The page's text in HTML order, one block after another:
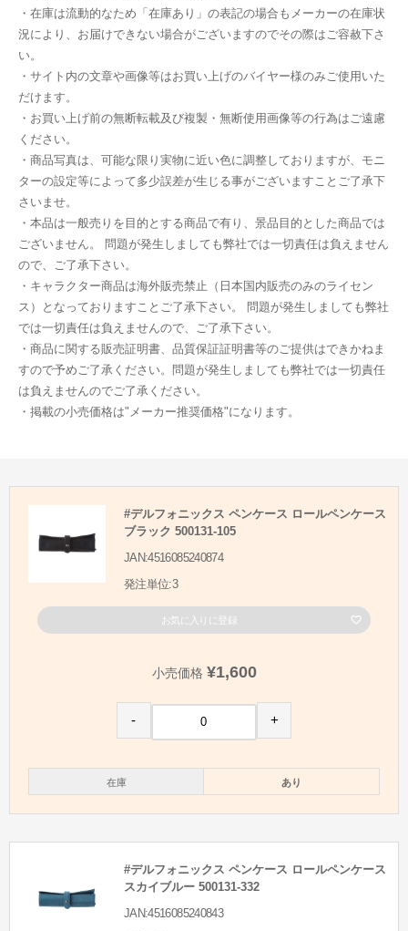
・在庫は流動的なため「在庫あり」の表記の場合もメーカーの在庫状
況により、お届けできない場合がございますのでその際はご容赦下さ
い。
・サイト内の文章や画像等はお買い上げのバイヤー様のみご使用いた
だけます。
・お買い上げ前の無断転載及び複製・無断使用画像等の行為はご遠慮
ください。
・商品写真は、可能な限り実物に近い色に調整しておりますが、モニ
ターの設定等によって多少誤差が生じる事がございますことご了承下
さいませ。
・本品は一般売りを目的とする商品で有り、景品目的とした商品では
ございません。 問題が発生しましても弊社では一切責任は負えません
ので、ご了承下さい。
・キャラクター商品は海外販売禁止（日本国内販売のみのライセン
ス）となっておりますことご了承下さい。 問題が発生しましても弊社
では一切責任は負えませんので、ご了承下さい。
・商品に関する販売証明書、品質保証証明書等のご提供はできかねま
すので予めご了承ください。問題が発生しましても弊社では一切責任
は負えませんのでご了承ください。
・掲載の小売価格は"メーカー推奨価格"になります。
#デルフォニックス ペンケース ロールペンケース
ブラック 500131-105
JAN:4516085240874
発注単位:3
お気に入りに登録
小売価格 ¥1,600
- +
在庫 あり
#デルフォニックス ペンケース ロールペンケース
スカイブルー 500131-332
JAN:4516085240843